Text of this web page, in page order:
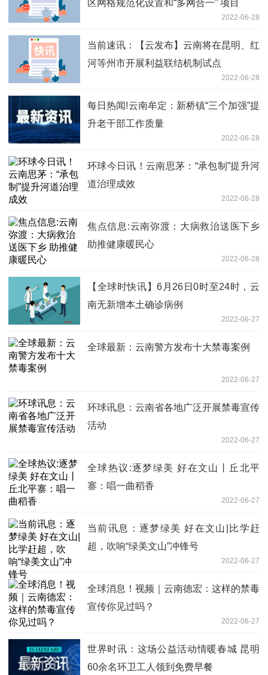
区网格规范化设置和“多网合一” 项目
2022-06-28
当前速讯：【云发布】云南将在昆明、红
河等州市开展利益联结机制试点
2022-06-28
每日热闻!云南牟定：新桥镇“三个加强”提
升老干部工作质量
2022-06-28
环球今日讯！云南思茅：“承包制”提升河
道治理成效
2022-06-28
焦点信息:云南弥渡：大病救治送医下乡
助推健康暖民心
2022-06-28
【全球时快讯】6月26日0时至24时，云
南无新增本土确诊病例
2022-06-27
全球最新：云南警方发布十大禁毒案例
2022-06-27
环球讯息：云南省各地广泛开展禁毒宣传
活动
2022-06-27
全球热议:逐梦绿美 好在文山丨丘北平
寨：唱一曲稻香
2022-06-27
当前讯息：逐梦绿美 好在文山|比学赶
超，吹响“绿美文山”冲锋号
2022-06-27
全球消息！视频｜云南德宏：这样的禁毒
宣传你见过吗？
2022-06-27
世界时讯：这场公益活动情暖春城 昆明
60余名环卫工人领到免费早餐